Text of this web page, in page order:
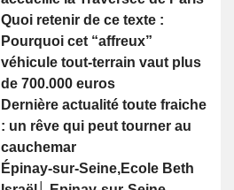
Quoi retenir de ce texte :
Pourquoi cet “affreux”
véhicule tout-terrain vaut plus
de 700.000 euros
Dernière actualité toute fraiche
: un rêve qui peut tourner au
cauchemar
Épinay-sur-Seine,Ecole Beth